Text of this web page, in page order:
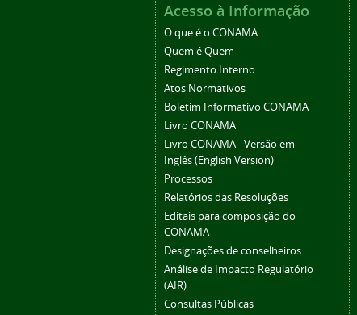
Acesso à Informação
O que é o CONAMA
Quem é Quem
Regimento Interno
Atos Normativos
Boletim Informativo CONAMA
Livro CONAMA
Livro CONAMA - Versão em
Inglês (English Version)
Processos
Relatórios das Resoluções
Editais para composição do
CONAMA
Designações de conselheiros
Análise de Impacto Regulatório
(AIR)
Consultas Públicas